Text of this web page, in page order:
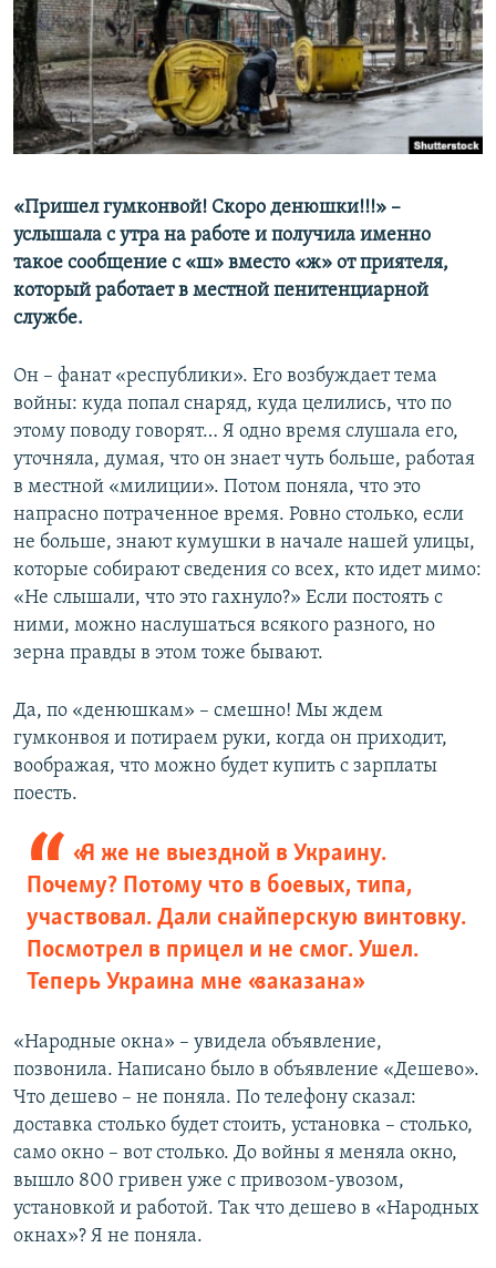
ПОБЕДИТЕЛЕЙ НЕ СУДЯТ?
КРЫМ.НЕПОКОРЕННЫЙ
ELIFBE
УКРАИНСКАЯ ПРОБЛЕМА КРЫМА
ПРИСОЕДИНЯЙТЕСЬ!
«Пришел гумконвой! Скоро денюшки!!!» –
услышала с утра на работе и получила именно
такое сообщение с «ш» вместо «ж» от приятеля,
который работает в местной пенитенциарной
службе.
Он – фанат «республики». Его возбуждает тема
войны: куда попал снаряд, куда целились, что по
этому поводу говорят… Я одно время слушала его,
уточняла, думая, что он знает чуть больше, работая
в местной «милиции». Потом поняла, что это
напрасно потраченное время. Ровно столько, если
не больше, знают кумушки в начале нашей улицы,
которые собирают сведения со всех, кто идет мимо:
«Не слышали, что это гахнуло?» Если постоять с
ними, можно наслушаться всякого разного, но
зерна правды в этом тоже бывают.
Да, по «денюшкам» – смешно! Мы ждем
гумконвоя и потираем руки, когда он приходит,
воображая, что можно будет купить с зарплаты
поесть.
«Я же не выездной в Украину.
Почему? Потому что в боевых, типа,
участвовал. Дали снайперскую винтовку.
Посмотрел в прицел и не смог. Ушел.
Теперь Украина мне «заказана»
«Народные окна» – увидела объявление,
позвонила. Написано было в объявление «Дешево».
Что дешево – не поняла. По телефону сказал:
доставка столько будет стоить, установка – столько,
само окно – вот столько. До войны я меняла окно,
вышло 800 гривен уже с привозом-увозом,
установкой и работой. Так что дешево в «Народных
окнах»? Я не поняла.